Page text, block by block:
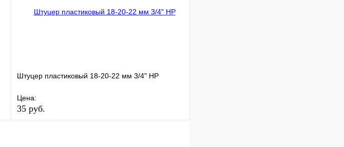
Штуцер пластиковый 18-20-22 мм 3/4" НР
Цена:
35 руб.